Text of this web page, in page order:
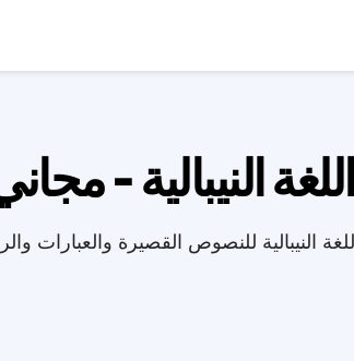
النيبالية -
النيبالية للنصوص القصيرة والعبارات